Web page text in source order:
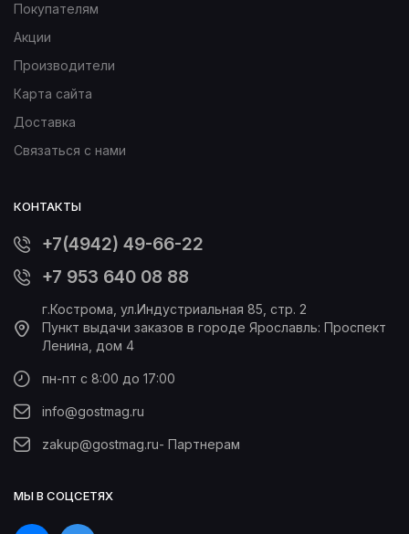
Покупателям
Акции
Производители
Карта сайта
Доставка
Связаться с нами
КОНТАКТЫ
+7(4942) 49-66-22
+7 953 640 08 88
г.Кострома, ул.Индустриальная 85, стр. 2
Пункт выдачи заказов в городе Ярославль: Проспект
Ленина, дом 4
пн-пт с 8:00 до 17:00
info@gostmag.ru
zakup@gostmag.ru- Партнерам
МЫ В СОЦСЕТЯХ